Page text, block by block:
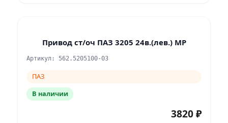
Привод ст/оч ПАЗ 3205 24в.(лев.) MP
Артикул: 562.5205100-03
ПАЗ
В наличии
3820 ₽